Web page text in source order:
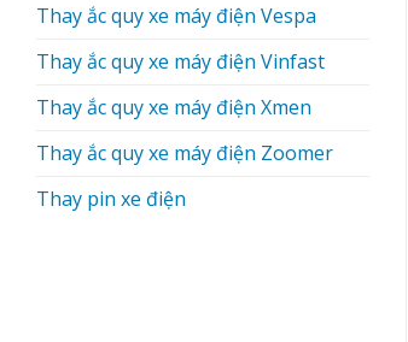
Thay ắc quy xe máy điện Vespa
Thay ắc quy xe máy điện Vinfast
Thay ắc quy xe máy điện Xmen
Thay ắc quy xe máy điện Zoomer
Thay pin xe điện